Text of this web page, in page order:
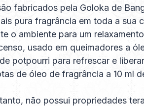
fabricados pela Goloka de
pura fragrância em toda a sua
o ambiente para um
usado em queimadores a
potpourri para refrescar e
de óleo de fragrância a 10 ml
não possui propriedades